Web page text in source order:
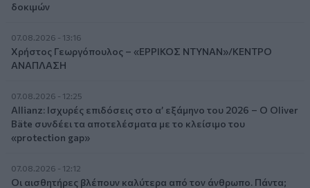
δοκιμών
07.08.2026 - 13:16
Χρήστος Γεωργόπουλος – «ΕΡΡΙΚΟΣ ΝΤΥΝΑΝ»/ΚΕΝΤΡΟ
ΑΝΑΠΛΑΣΗ
07.08.2026 - 12:25
Allianz: Ισχυρές επιδόσεις στο α’ εξάμηνο του 2026 – Ο Oliver
Bäte συνδέει τα αποτελέσματα με το κλείσιμο του
«protection gap»
07.08.2026 - 12:12
Οι αισθητήρες βλέπουν καλύτερα από τον άνθρωπο. Πάντα;